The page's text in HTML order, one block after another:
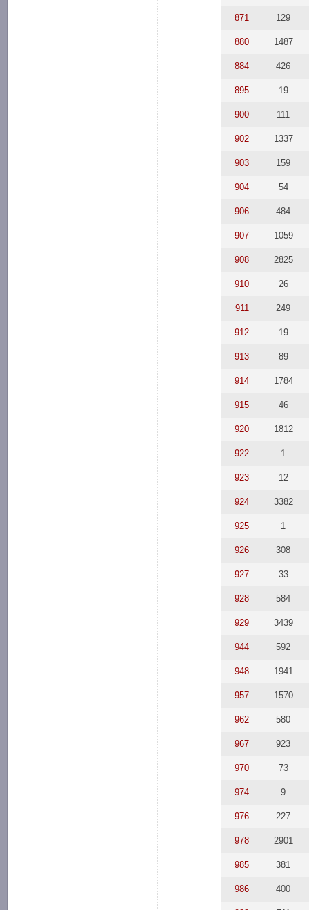
871 129
880 1487
884 426
895 19
900 111
902 1337
903 159
904 54
906 484
907 1059
908 2825
910 26
911 249
912 19
913 89
914 1784
915 46
920 1812
922 1
923 12
924 3382
925 1
926 308
927 33
928 584
929 3439
944 592
948 1941
957 1570
962 580
967 923
970 73
974 9
976 227
978 2901
985 381
986 400